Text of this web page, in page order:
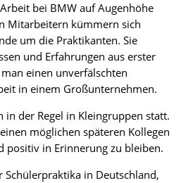
bei BMW auf Augenhöhe
Mitarbeitern kümmern sich
um die Praktikanten. Sie
und Erfahrungen aus erster
einen unverfälschten
in einem Großunternehmen.
in der Regel in Kleingruppen statt.
möglichen späteren Kollegen
positiv in Erinnerung zu bleiben.
in Deutschland,